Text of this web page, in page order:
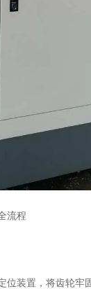
流程
装置，将齿轮牢